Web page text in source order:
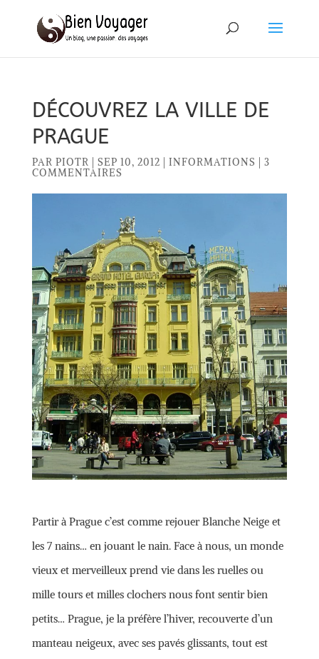
DÉCOUVREZ LA VILLE DE
PRAGUE
PAR PIOTR SEP 10, 2012 INFORMATIONS
3
COMMENTAIRES
Partir à Prague c’est comme rejouer Blanche Neige et
les 7 nains… en jouant le nain. Face à nous, un monde
vieux et merveilleux prend vie dans les ruelles ou
mille tours et milles clochers nous font sentir bien
petits… Prague, je la préfère l’hiver, recouverte d’un
manteau neigeux, avec ses pavés glissants, tout est